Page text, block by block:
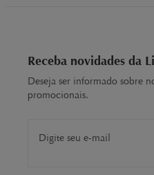
Receba novidades da
Deseja ser informado sobre
promocionais.
Digite seu e-mail